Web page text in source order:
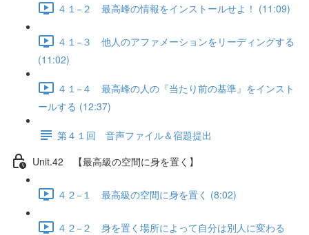
４１−２ 最高峰の情報をインストールせよ！ (11:09)
４１−３ 他人のアファメーションをリーディングする
(11:02)
４１−４ 最高峰の人の『当たり前の基準』をインスト
ールする (12:37)
第４１回 音声ファイル＆宿題提出
Unit.42 【最高級の空間に身を置く】
４２−１ 最高級の空間に身を置く (8:02)
４２−２ 身を置く場所によって自分は別人に変わる